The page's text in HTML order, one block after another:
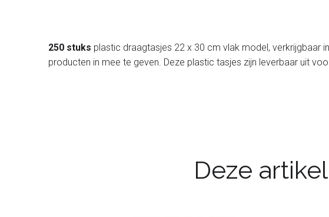
250 stuks plastic draagtasjes 22 x 30 cm vlak model, verkrijgbaar
producten in mee te geven. Deze plastic tasjes zijn leverbaar uit
Deze